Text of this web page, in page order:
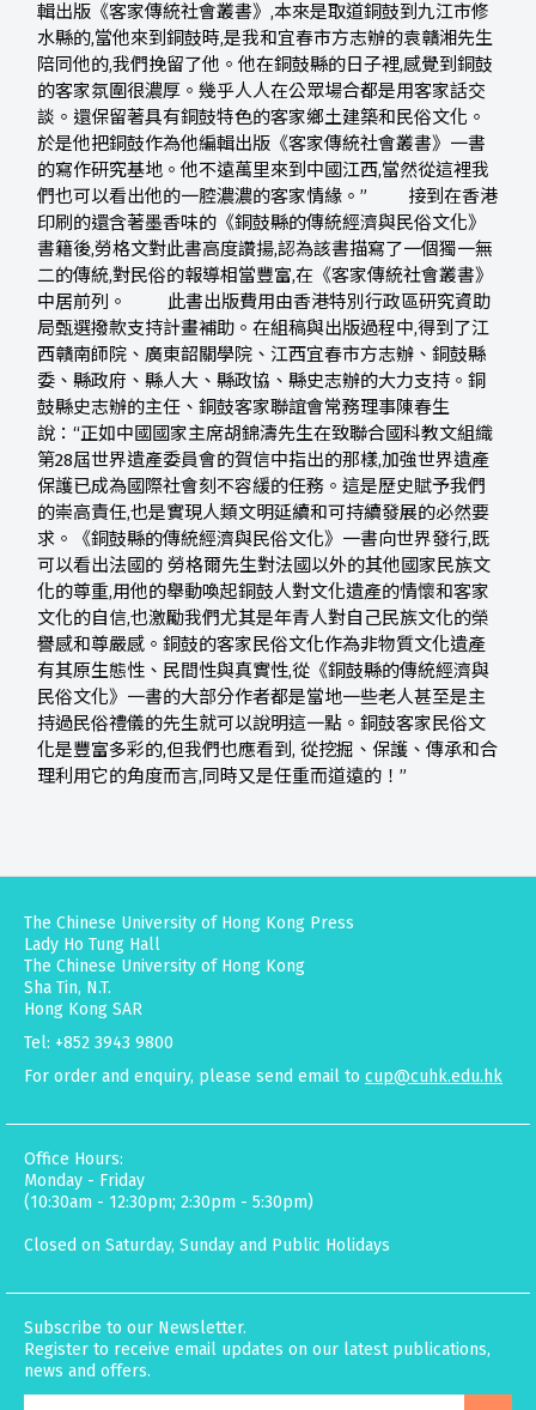
輯出版《客家傳統社會叢書》,本來是取道銅鼓到九江市修
水縣的,當他來到銅鼓時,是我和宜春市方志辦的袁贛湘先生
陪同他的,我們挽留了他。他在銅鼓縣的日子裡,感覺到銅鼓
的客家氛圍很濃厚。幾乎人人在公眾場合都是用客家話交
談。還保留著具有銅鼓特色的客家鄉土建築和民俗文化。
於是他把銅鼓作為他編輯出版《客家傳統社會叢書》一書
的寫作研究基地。他不遠萬里來到中國江西,當然從這裡我
們也可以看出他的一腔濃濃的客家情緣。” 接到在香港
印刷的還含著墨香味的《銅鼓縣的傳統經濟與民俗文化》
書籍後,勞格文對此書高度讚揚,認為該書描寫了一個獨一無
二的傳統,對民俗的報導相當豐富,在《客家傳統社會叢書》
中居前列。 此書出版費用由香港特別行政區研究資助
局甄選撥款支持計畫補助。在組稿與出版過程中,得到了江
西贛南師院、廣東韶關學院、江西宜春市方志辦、銅鼓縣
委、縣政府、縣人大、縣政協、縣史志辦的大力支持。銅
鼓縣史志辦的主任、銅鼓客家聯誼會常務理事陳春生
說：“正如中國國家主席胡錦濤先生在致聯合國科教文組織
第28屆世界遺產委員會的賀信中指出的那樣,加強世界遺產
保護已成為國際社會刻不容緩的任務。這是歷史賦予我們
的崇高責任,也是實現人類文明延續和可持續發展的必然要
求。《銅鼓縣的傳統經濟與民俗文化》一書向世界發行,既
可以看出法國的 勞格爾先生對法國以外的其他國家民族文
化的尊重,用他的舉動喚起銅鼓人對文化遺產的情懷和客家
文化的自信,也激勵我們尤其是年青人對自己民族文化的榮
譽感和尊嚴感。銅鼓的客家民俗文化作為非物質文化遺產
有其原生態性、民間性與真實性,從《銅鼓縣的傳統經濟與
民俗文化》一書的大部分作者都是當地一些老人甚至是主
持過民俗禮儀的先生就可以說明這一點。銅鼓客家民俗文
化是豐富多彩的,但我們也應看到, 從挖掘、保護、傳承和合
理利用它的角度而言,同時又是任重而道遠的！”
The Chinese University of Hong Kong Press
Lady Ho Tung Hall
The Chinese University of Hong Kong
Sha Tin, N.T.
Hong Kong SAR
Tel: +852 3943 9800
For order and enquiry, please send email to cup@cuhk.edu.hk
Office Hours:
Monday - Friday
(10:30am - 12:30pm; 2:30pm - 5:30pm)
Closed on Saturday, Sunday and Public Holidays
Subscribe to our Newsletter.
Register to receive email updates on our latest publications,
news and offers.